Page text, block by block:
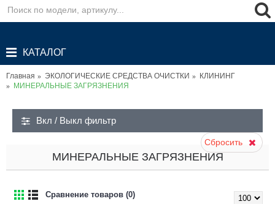
Обратный звонок
КАТАЛОГ
Главная ЭКОЛОГИЧЕСКИЕ СРЕДСТВА ОЧИСТКИ
КЛИНИНГ
МИНЕРАЛЬНЫЕ ЗАГРЯЗНЕНИЯ
Вкл / Выкл фильтр
Сбросить
МИНЕРАЛЬНЫЕ ЗАГРЯЗНЕНИЯ
Сравнение товаров (0)